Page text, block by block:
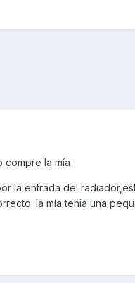
compre la mía
la entrada del
la mía tenia una